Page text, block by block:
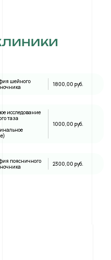
шейного
1800,00 руб.
исследование
таза
1000,00 руб.
поясничного
2300,00 руб.